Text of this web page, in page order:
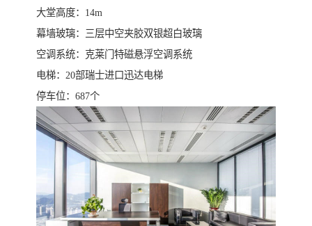
​大堂高度：14m
​幕墙玻璃：三层中空夹胶双银超白玻璃
​空调系统：克莱门特磁悬浮空调系统
电梯：20部瑞士进口迅达电梯
​停车位：687个